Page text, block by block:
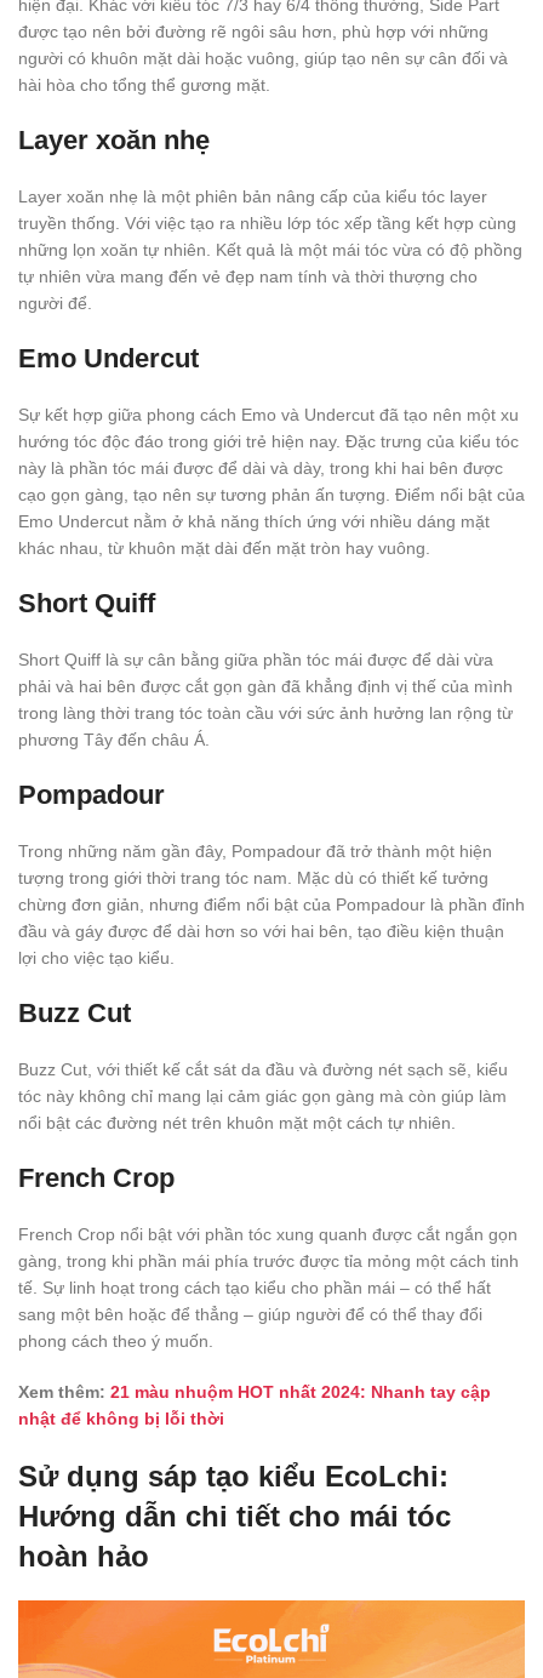
hiện đại. Khác với kiểu tóc 7/3 hay 6/4 thông thường, Side Part
được tạo nên bởi đường rẽ ngôi sâu hơn, phù hợp với những
người có khuôn mặt dài hoặc vuông, giúp tạo nên sự cân đối và
hài hòa cho tổng thể gương mặt.
Layer xoăn nhẹ
Layer xoăn nhẹ là một phiên bản nâng cấp của kiểu tóc layer
truyền thống. Với việc tạo ra nhiều lớp tóc xếp tầng kết hợp cùng
những lọn xoăn tự nhiên. Kết quả là một mái tóc vừa có độ phồng
tự nhiên vừa mang đến vẻ đẹp nam tính và thời thượng cho
người để.
Emo Undercut
Sự kết hợp giữa phong cách Emo và Undercut đã tạo nên một xu
hướng tóc độc đáo trong giới trẻ hiện nay. Đặc trưng của kiểu tóc
này là phần tóc mái được để dài và dày, trong khi hai bên được
cạo gọn gàng, tạo nên sự tương phản ấn tượng. Điểm nổi bật của
Emo Undercut nằm ở khả năng thích ứng với nhiều dáng mặt
khác nhau, từ khuôn mặt dài đến mặt tròn hay vuông.
Short Quiff
Short Quiff là sự cân bằng giữa phần tóc mái được để dài vừa
phải và hai bên được cắt gọn gàn đã khẳng định vị thế của mình
trong làng thời trang tóc toàn cầu với sức ảnh hưởng lan rộng từ
phương Tây đến châu Á.
Pompadour
Trong những năm gần đây, Pompadour đã trở thành một hiện
tượng trong giới thời trang tóc nam. Mặc dù có thiết kế tưởng
chừng đơn giản, nhưng điểm nổi bật của Pompadour là phần đỉnh
đầu và gáy được để dài hơn so với hai bên, tạo điều kiện thuận
lợi cho việc tạo kiểu.
Buzz Cut
Buzz Cut, với thiết kế cắt sát da đầu và đường nét sạch sẽ, kiểu
tóc này không chỉ mang lại cảm giác gọn gàng mà còn giúp làm
nổi bật các đường nét trên khuôn mặt một cách tự nhiên.
French Crop
French Crop nổi bật với phần tóc xung quanh được cắt ngắn gọn
gàng, trong khi phần mái phía trước được tỉa mỏng một cách tinh
tế. Sự linh hoạt trong cách tạo kiểu cho phần mái – có thể hất
sang một bên hoặc để thẳng – giúp người để có thể thay đổi
phong cách theo ý muốn.
Xem thêm: 21 màu nhuộm HOT nhất 2024: Nhanh tay cập
nhật để không bị lỗi thời
Sử dụng sáp tạo kiểu EcoLchi:
Hướng dẫn chi tiết cho mái tóc
hoàn hảo